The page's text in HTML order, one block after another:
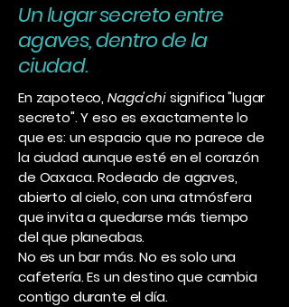
Un lugar secreto entre
agaves, dentro de la
ciudad.
En zapoteco,Naga'chisignifica "lugar
secreto". Y eso es exactamente lo
que es: un espacio que no parece de
la ciudad aunque esté en el corazón
de Oaxaca. Rodeado de agaves,
abierto al cielo, con una atmósfera
que invita a quedarse más tiempo
del que planeabas.
No es un bar más. No es solo una
cafetería. Es un destino que cambia
contigo durante el día.